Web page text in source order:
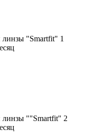
линзы "Smartfit" 1
линзы ""Smartfit" 2